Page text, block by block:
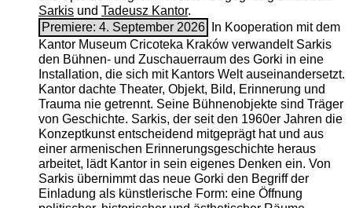
Sarkisund Tadeusz Kantor.
Premiere: 4. September 2026
In Kooperation mit dem
Kantor Museum Cricoteka Kraków verwandelt Sarkis
den Bühnen- und Zuschauerraum des Gorki in eine
Installation, die sich mit Kantors Welt auseinandersetzt.
Kantor dachte Theater, Objekt, Bild, Erinnerung und
Trauma nie getrennt. Seine Bühnenobjekte sind Träger
von Geschichte. Sarkis, der seit den 1960er Jahren die
Konzeptkunst entscheidend mitgeprägt hat und aus
einer armenischen ­Erinnerungsgeschichte heraus
arbeitet, lädt Kantor in sein eigenes Denken ein. Von
Sarkis übernimmt das neue Gorki den Begriff der
Einladung als künstlerische Form: eine Öffnung